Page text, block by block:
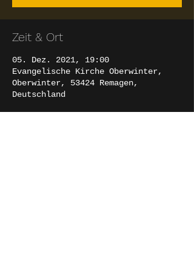
Zeit & Ort
05. Dez. 2021, 19:00
Evangelische Kirche Oberwinter,
Oberwinter, 53424 Remagen,
Deutschland